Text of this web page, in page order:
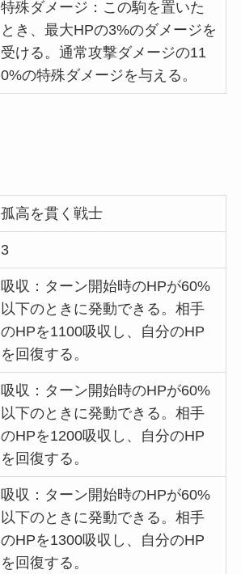
特殊ダメージ：この駒を置いた
とき、最大HPの3%のダメージを
受ける。通常攻撃ダメージの11
0%の特殊ダメージを与える。
孤高を貫く戦士
3
吸収：ターン開始時のHPが60%
以下のときに発動できる。相手
のHPを1100吸収し、自分のHP
を回復する。
吸収：ターン開始時のHPが60%
以下のときに発動できる。相手
のHPを1200吸収し、自分のHP
を回復する。
吸収：ターン開始時のHPが60%
以下のときに発動できる。相手
のHPを1300吸収し、自分のHP
を回復する。